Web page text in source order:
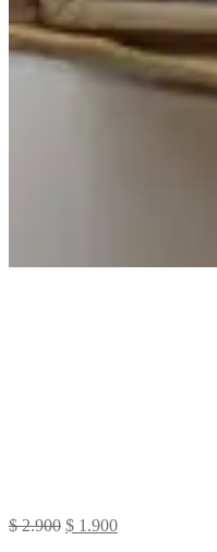
$2.900 Original
$ 1.900Current